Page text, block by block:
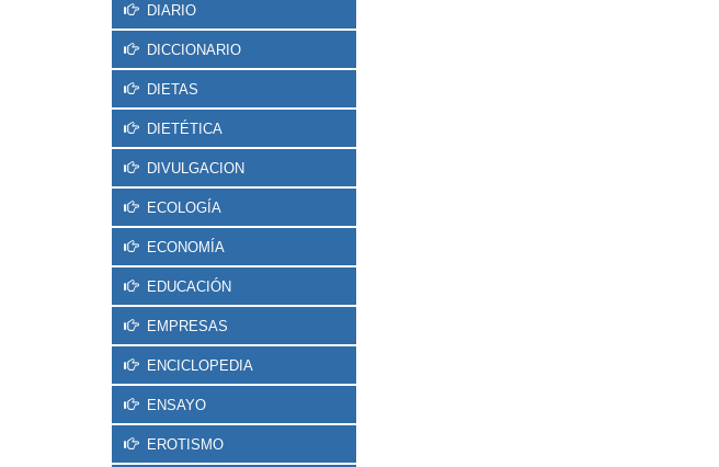
DIARIO
DICCIONARIO
DIETAS
DIETÉTICA
DIVULGACION
ECOLOGÍA
ECONOMÍA
EDUCACIÓN
EMPRESAS
ENCICLOPEDIA
ENSAYO
EROTISMO